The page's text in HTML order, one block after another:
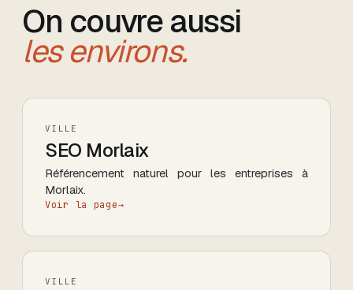
On couvre aussi
les environs.
VILLE
SEO Morlaix
Référencement naturel pour les entreprises à
Morlaix.
Voir la page→
VILLE